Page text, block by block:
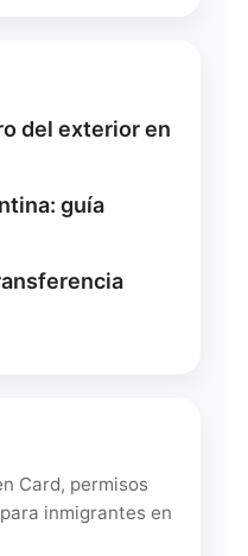
del exterior en
guía
Card, permisos
inmigrantes en